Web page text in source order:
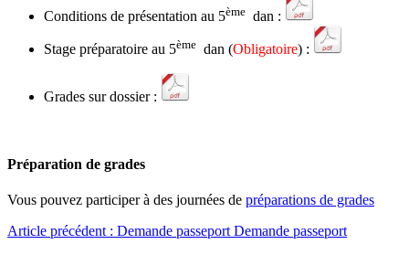
Conditions de présentation au 5ème dan :
Stage préparatoire au 5ème dan (Obligatoire) :
Grades sur dossier :
Préparation de grades
Vous pouvez participer à des journées de préparations de grades
Article précédent : Demande passeport Demande passeport